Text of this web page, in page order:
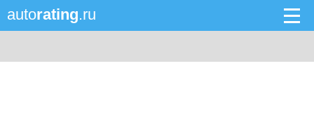
autorating.ru